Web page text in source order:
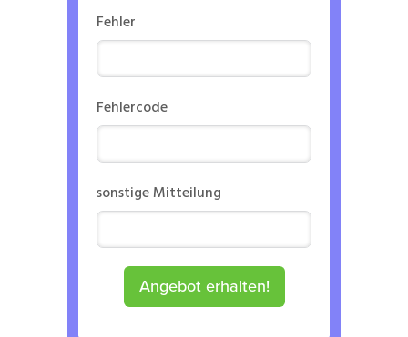
Fehler
Fehlercode
sonstige Mitteilung
Angebot erhalten!